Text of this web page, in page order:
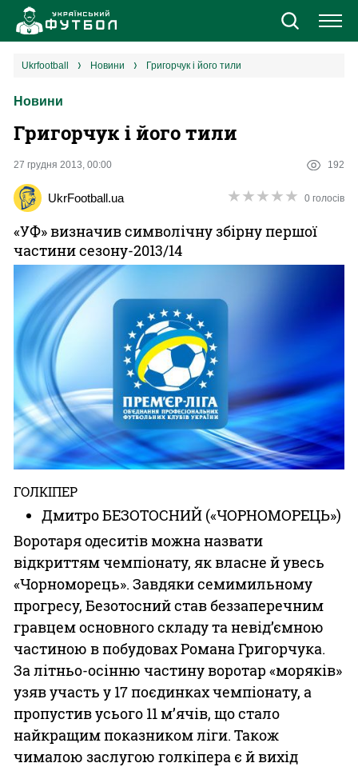
Новини
Єврокубки
1 ліга
2 ліга
Різне
Букмекери
Казино
ukrfootball новини Григорчук і його тили
Новини
Григорчук і його тили
27 грудня 2013, 00:00 192
UkrFootball.ua ★★★★★
★★★★★ 0 голосів
«УФ» визначив символічну збірну першої
частини сезону-2013/14
ГОЛКІПЕР
Дмитро БЕЗОТОСНИЙ («ЧОРНОМОРЕЦЬ»)
Воротаря одеситів можна назвати
відкриттям чемпіонату, як власне й увесь
«Чорноморець». Завдяки семимильному
прогресу, Безотосний став беззаперечним
гравцем основного складу та невід’ємною
частиною в побудовах Романа Григорчука.
За літньо-осінню частину воротар «моряків»
узяв участь у 17 поєдинках чемпіонату, а
пропустив усього 11 м’ячів, що стало
найкращим показником ліги. Також
чималою заслугою голкіпера є й вихід